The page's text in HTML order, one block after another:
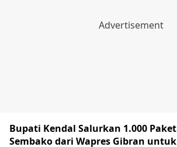
Bupati Kendal Salurkan 1.000 Paket
Sembako dari Wapres Gibran untuk